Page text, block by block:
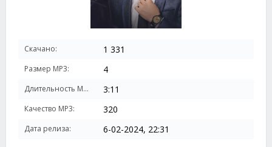
Скачано: 1 331
Размер MP3: 4
Длительность MP3: 3:11
Качество MP3: 320
Дата релиза: 6-02-2024, 22:31